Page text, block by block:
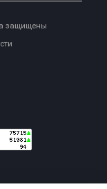
защищены